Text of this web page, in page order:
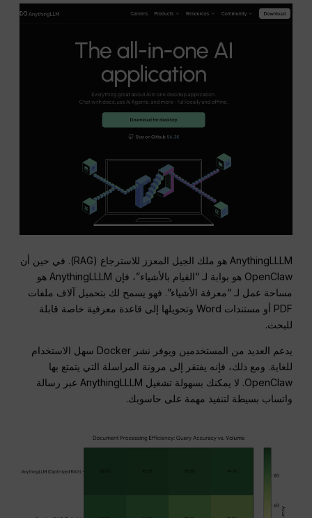
AnythingLLLM هو ملك الجيل المعزز للاسترجاع (RAG). في حين أن
OpenClaw هو بوابة لـ “القيام بالأشياء”، فإن AnythingLLLM هو
مساحة عمل لـ “معرفة الأشياء”. فهو يسمح لك بتحميل آلاف ملفات
PDF أو مستندات Word وتحويلها إلى قاعدة معرفية خاصة قابلة
للبحث.
يدعم العديد من المستخدمين ويوفر نشر Docker سهل الاستخدام
للغاية. ومع ذلك، فإنه يفتقر إلى مرونة المراسلة التي يتمتع بها
OpenClaw. لا يمكنك بسهولة تشغيل AnythingLLLM عبر رسالة
واتساب بسيطة لتنفيذ مهمة على حاسوبك.